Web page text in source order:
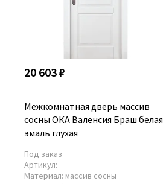
20 603 ₽
Межкомнатная дверь массив
сосны ОКА Валенсия Браш белая
эмаль глухая
Под заказ
Артикул:
Материал: массив сосны